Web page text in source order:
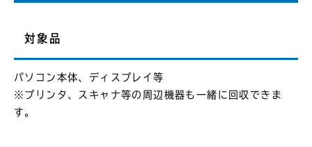
対象品
パソコン本体、ディスプレイ等
※プリンタ、スキャナ等の周辺機器も一緒に回収できま
す。